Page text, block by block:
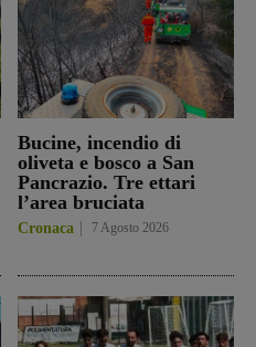
Bucine, incendio di
oliveta e bosco a San
Pancrazio. Tre ettari
l’area bruciata
Cronaca 7 Agosto 2026